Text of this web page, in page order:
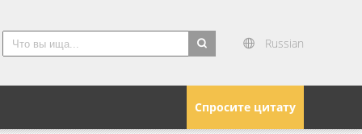
Russian
Спросите цитату